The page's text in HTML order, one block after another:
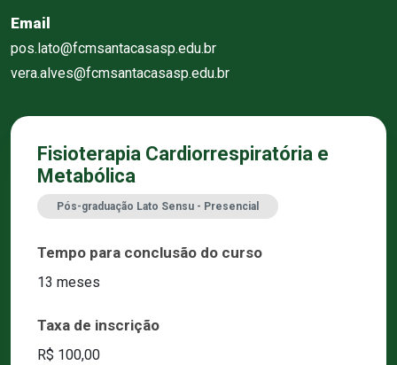
Email
pos.lato@fcmsantacasasp.edu.br
vera.alves@fcmsantacasasp.edu.br
Fisioterapia Cardiorrespiratória e
Metabólica
Pós-graduação Lato Sensu - Presencial
Tempo para conclusão do curso
13 meses
Taxa de inscrição
R$ 100,00